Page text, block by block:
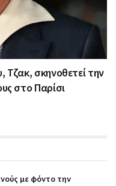
Τζακ, σκηνοθετεί την
στο Παρίσι
με φόντο την